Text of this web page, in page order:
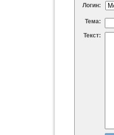
Логин:
Тема:
Текст: